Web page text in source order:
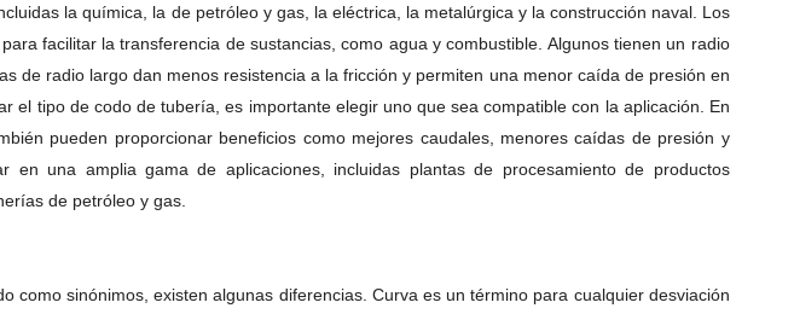
la química, la de petróleo y gas, la eléctrica, la metalúrgica y la construcción naval. Los
facilitar la transferencia de sustancias, como agua y combustible. Algunos tienen un radio
de radio largo dan menos resistencia a la fricción y permiten una menor caída de presión en
el tipo de codo de tubería, es importante elegir uno que sea compatible con la aplicación. En
pueden proporcionar beneficios como mejores caudales, menores caídas de presión y
en una amplia gama de aplicaciones, incluidas plantas de procesamiento de productos
de petróleo y gas.
como sinónimos, existen algunas diferencias. Curva es un término para cualquier desviación